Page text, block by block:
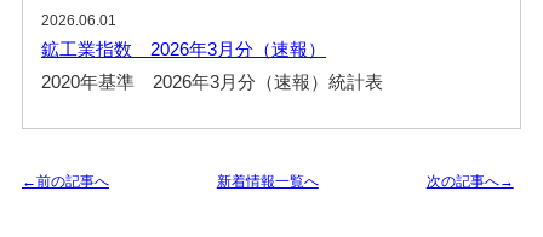
2026.06.01
鉱工業指数 2026年3月分（速報）
2020年基準 2026年3月分（速報）統計表
←前の記事へ 新着情報一覧へ 次の記事へ→